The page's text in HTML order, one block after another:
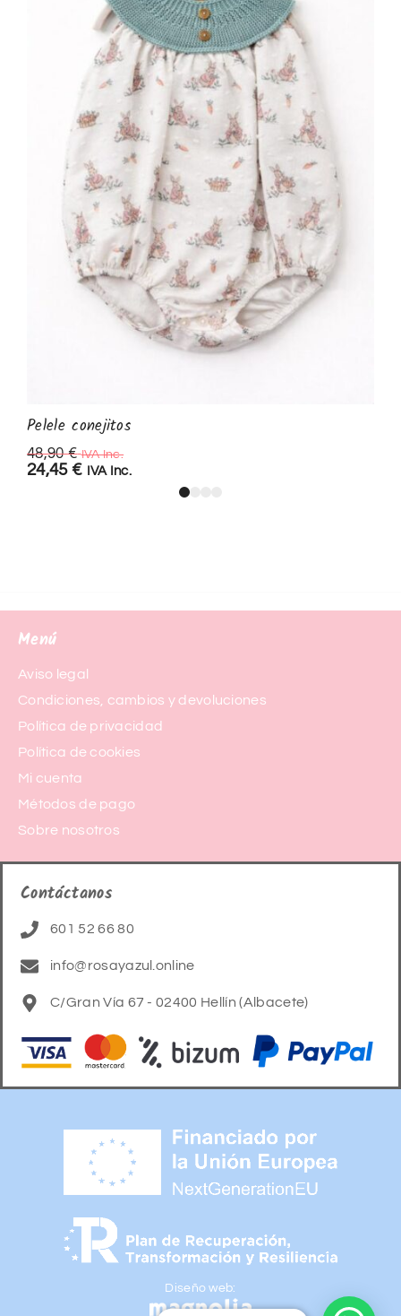
Pelele conejitos
48,90€ IVA Inc.
24,45 € IVA Inc.
Menú
Aviso legal
Condiciones, cambios y devoluciones
Política de privacidad
Política de cookies
Mi cuenta
Métodos de pago
Sobre nosotros
Contáctanos
601 52 66 80
info@rosayazul.online
C/Gran Vía 67 - 02400 Hellín (Albacete)
Diseño web: